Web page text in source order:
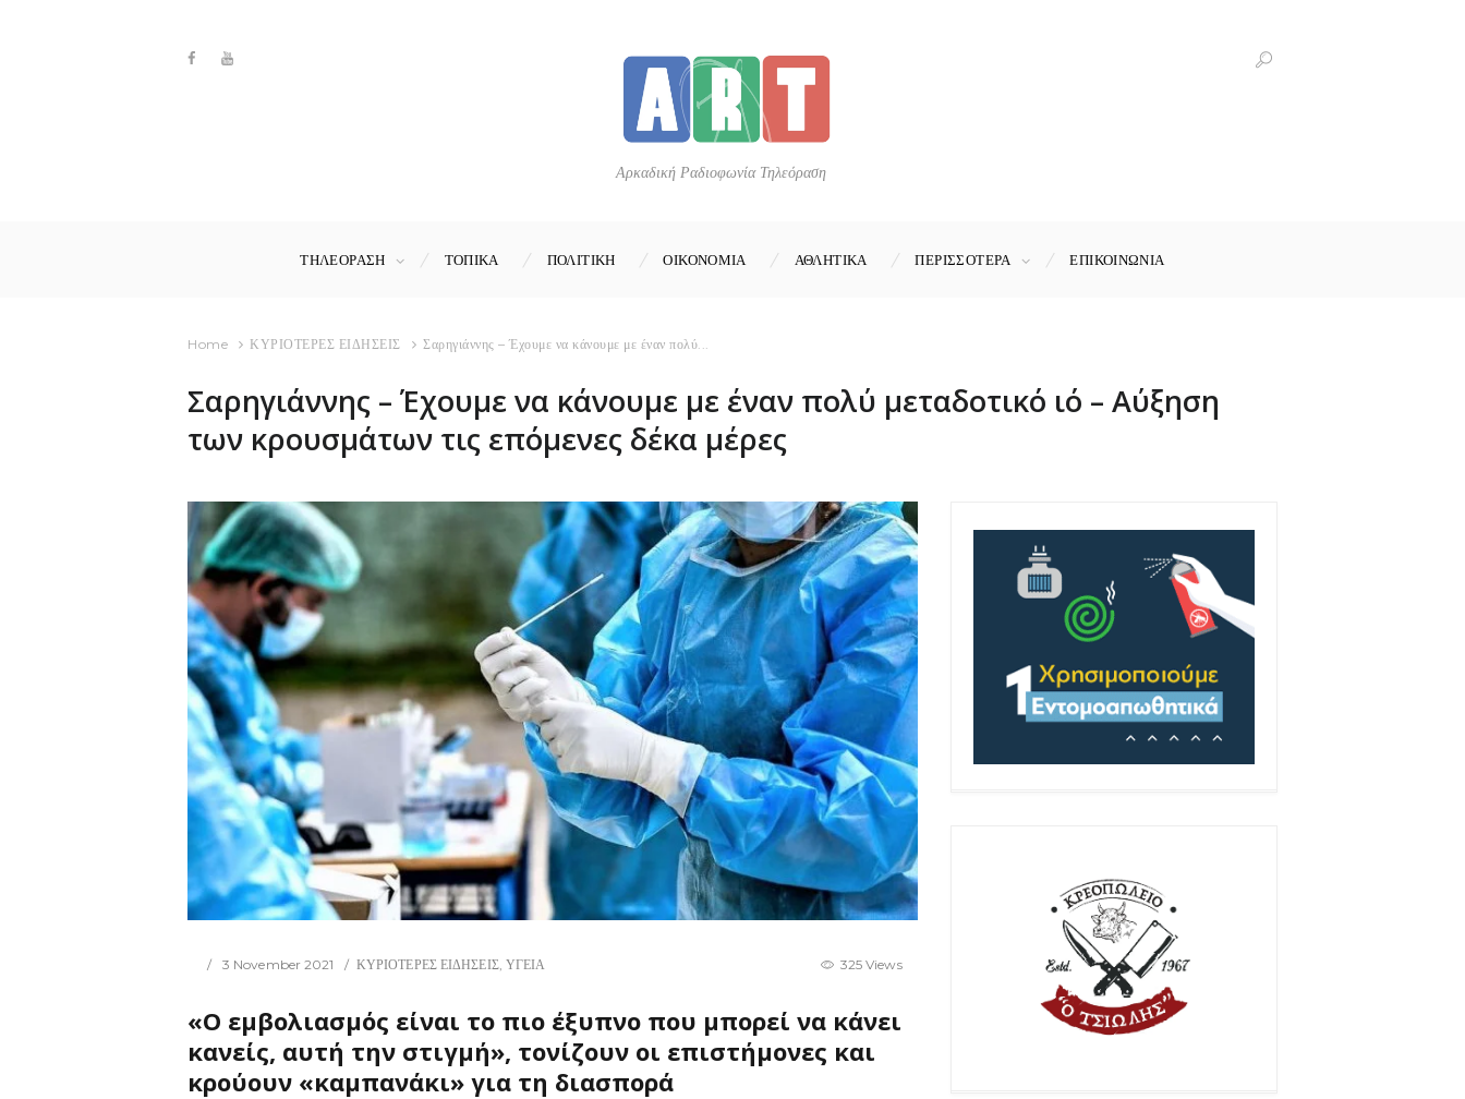
Αρκαδική Ραδιοφωνία Τηλεόραση
ΤΗΛΕΟΡΑΣΗ ΤΟΠΙΚΑ ΠΟΛΙΤΙΚΗ ΟΙΚΟΝΟΜΙΑ ΑΘΛΗΤΙΚΑ ΠΕΡΙΣΣΟΤΕΡΑ ΕΠΙΚΟΙΝΩΝΊΑ
Home ΚΥΡΙΟΤΕΡΕΣ ΕΙΔΗΣΕΙΣ Σαρηγιάννης – Έχουμε να κάνουμε με έναν πολύ...
Σαρηγιάννης – Έχουμε να κάνουμε με έναν πολύ μεταδοτικό ιό – Αύξηση
των κρουσμάτων τις επόμενες δέκα μέρες
3 November 2021 ΚΥΡΙΟΤΕΡΕΣ ΕΙΔΗΣΕΙΣ, ΥΓΕΙΑ 325 Views
«Ο εμβολιασμός είναι το πιο έξυπνο που μπορεί να κάνει
κανείς, αυτή την στιγμή», τονίζουν οι επιστήμονες και
κρούουν «καμπανάκι» για τη διασπορά